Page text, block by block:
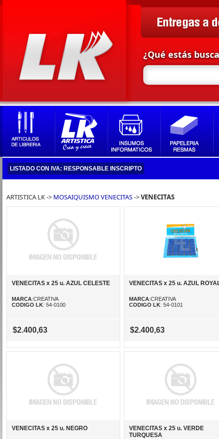
¿Qué estás
LISTADO CON IVA: RESPONSABLE INSCRIPTO
ARTISTICA LK -> MOSAIQUISMO VENECITAS->VENECITAS
VENECITAS x 25 u. AZUL CELESTE
MARCA:CREATIVA
CODIGO LK: 54-0100
$2.400,63
VENECITAS x 25 u. AZUL
MARCA:CREATIVA
CODIGO LK: 54-0101
$2.400,63
VENECITAS x 25 u. NEGRO
VENECITAS x 25 u. VERDE
TURQUESA